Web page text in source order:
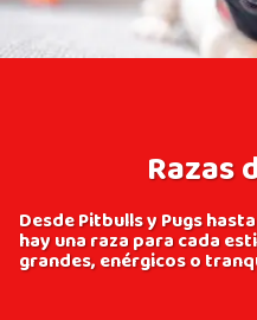
Razas
Desde Pitbulls y Pugs
hay una raza para cada
grandes, enérgicos o